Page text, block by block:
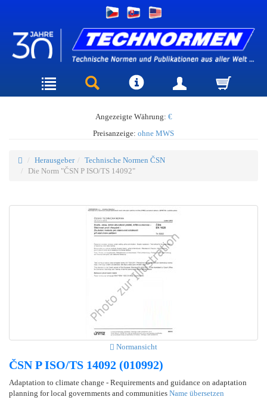
Angezeigte Währung: €
Preisanzeige: ohne MWS
Herausgeber
Technische Normen ČSN
Die Norm "ČSN P ISO/TS 14092"
Normansicht
ČSN P ISO/TS 14092 (010992)
Adaptation to climate change - Requirements and guidance on adaptation
planning for local governments and communities Name übersetzen